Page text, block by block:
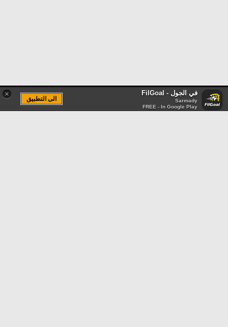
× في الجول - FilGoal
Sarmady
FREE - In Google Play
الى التطبيق